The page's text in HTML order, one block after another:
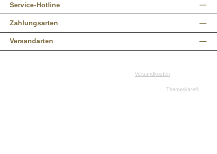
Service-Hotline
Zahlungsarten
Versandarten
Versandkosten
ThemeWare®